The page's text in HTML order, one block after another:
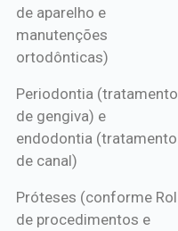
de aparelho e
manutenções
ortodônticas)
Periodontia (tratamento
de gengiva) e
endodontia (tratamento
de canal)
Próteses (conforme Rol
de procedimentos e